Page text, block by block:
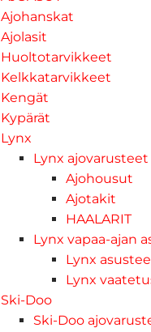
Ajohanskat
Ajolasit
Huoltotarvikkeet
Kelkkatarvikkeet
Kengät
Kypärät
Lynx
Lynx ajovarusteet
Ajohousut
Ajotakit
HAALARIT
Lynx vapaa-ajan
Lynx
Lynx
Ski-Doo
Ski-Doo